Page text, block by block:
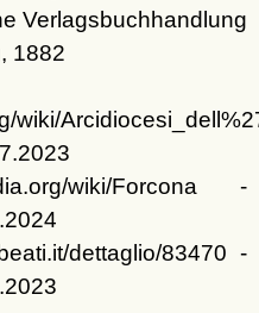
Verlagsbuchhandlung
1882
wiki/
wiki/Forcona -
dettaglio/83470 -